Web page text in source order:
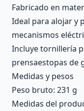
Fabricado en
Ideal para alojar y
mecanismos
Incluye tornillería
prensaestopas de
Medidas y pesos
Peso bruto: 231 g
Medidas del